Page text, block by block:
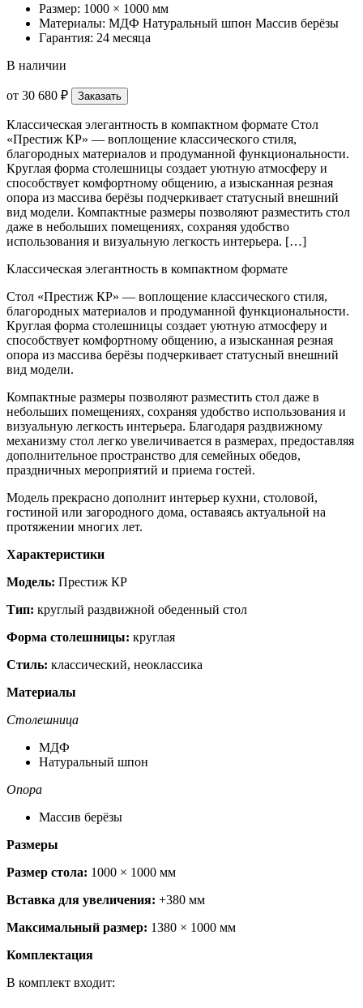
Размер: 1000 × 1000 мм
Материалы: МДФ Натуральный шпон Массив берёзы
Гарантия: 24 месяца
В наличии
от 30 680 ₽ Заказать
Классическая элегантность в компактном формате Стол
«Престиж КР» — воплощение классического стиля,
благородных материалов и продуманной функциональности.
Круглая форма столешницы создает уютную атмосферу и
способствует комфортному общению, а изысканная резная
опора из массива берёзы подчеркивает статусный внешний
вид модели. Компактные размеры позволяют разместить стол
даже в небольших помещениях, сохраняя удобство
использования и визуальную легкость интерьера. […]
Классическая элегантность в компактном формате
Стол «Престиж КР» — воплощение классического стиля,
благородных материалов и продуманной функциональности.
Круглая форма столешницы создает уютную атмосферу и
способствует комфортному общению, а изысканная резная
опора из массива берёзы подчеркивает статусный внешний
вид модели.
Компактные размеры позволяют разместить стол даже в
небольших помещениях, сохраняя удобство использования и
визуальную легкость интерьера. Благодаря раздвижному
механизму стол легко увеличивается в размерах, предоставляя
дополнительное пространство для семейных обедов,
праздничных мероприятий и приема гостей.
Модель прекрасно дополнит интерьер кухни, столовой,
гостиной или загородного дома, оставаясь актуальной на
протяжении многих лет.
Характеристики
Модель: Престиж КР
Тип: круглый раздвижной обеденный стол
Форма столешницы: круглая
Стиль: классический, неоклассика
Материалы
Столешница
МДФ
Натуральный шпон
Опора
Массив берёзы
Размеры
Размер стола: 1000 × 1000 мм
Вставка для увеличения: +380 мм
Максимальный размер: 1380 × 1000 мм
Комплектация
В комплект входит: